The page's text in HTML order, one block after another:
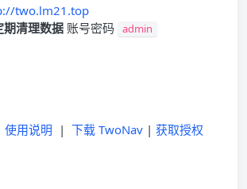
two.lm21.top
期清理数据 账号密码 admin
使用说明 | 下载 TwoNav | 获取授权